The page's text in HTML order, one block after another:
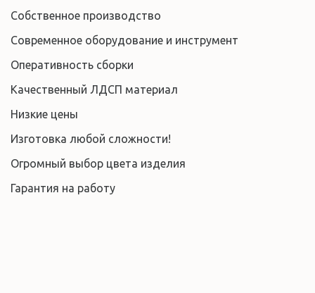
Собственное производство
Современное оборудование и инструмент
Оперативность сборки
Качественный ЛДСП материал
Низкие цены
Изготовка любой сложности!
Огромный выбор цвета изделия
Гарантия на работу